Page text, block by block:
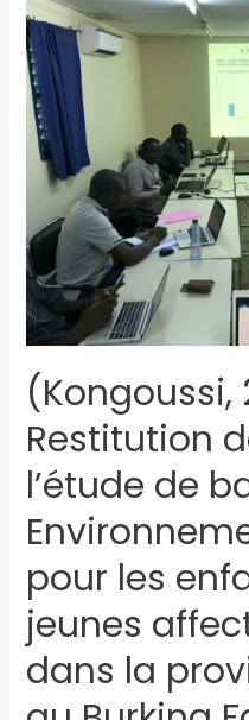
(Kongoussi,
Restitution
l’étude de
pour les
jeunes
dans la